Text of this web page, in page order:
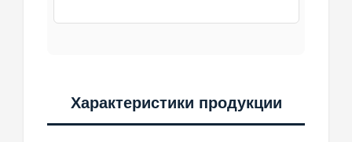
Характеристики продукции